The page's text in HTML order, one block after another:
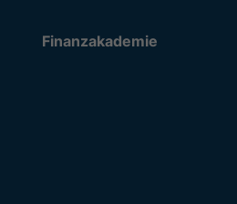
Finanzakademie